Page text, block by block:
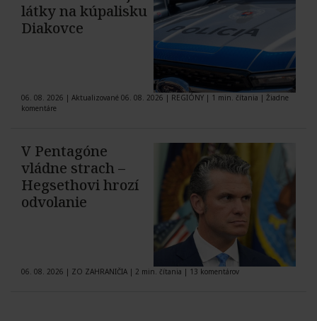
látky na kúpalisku
Diakovce
06. 08. 2026 | Aktualizované 06. 08. 2026 | REGIÓNY | 1 min. čítania | Žiadne
komentáre
V Pentagóne
vládne strach –
Hegsethovi hrozí
odvolanie
06. 08. 2026 | ZO ZAHRANIČIA | 2 min. čítania | 13 komentárov